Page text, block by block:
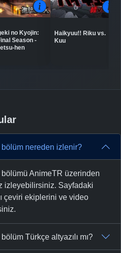
no Kyojin:
Season -
hen
Haikyuu!! Riku vs.
Kuu
nereden izlenir?
AnimeTR üzerinden
izleyebilirsiniz. Sayfadaki
çeviri ekiplerini ve video
Türkçe altyazılı mı?